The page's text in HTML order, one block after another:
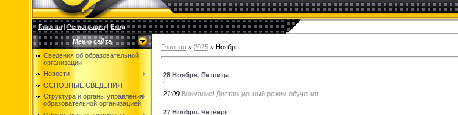
Главная|Регистрация|Вход
Меню сайта
Сведения об образовательной
организации
Новости
ОСНОВНЫЕ СВЕДЕНИЯ
Структура и органы управления
образовательной организацией
Главная » 2025 » Ноябрь
28 Ноября, Пятница
21:09 Внимание! Дистанционный режим обучения!
27 Ноября, Четверг